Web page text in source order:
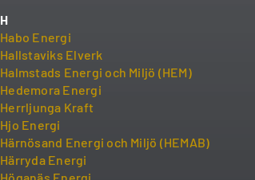
H
Habo Energi
Hallstaviks Elverk
Halmstads Energi och Miljö (HEM)
Hedemora Energi
Herrljunga Kraft
Hjo Energi
Härnösand Energi och Miljö (HEMAB)
Härryda Energi